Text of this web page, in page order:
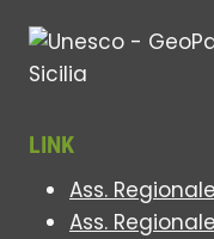
UN
LINK
Ass.
Ass.